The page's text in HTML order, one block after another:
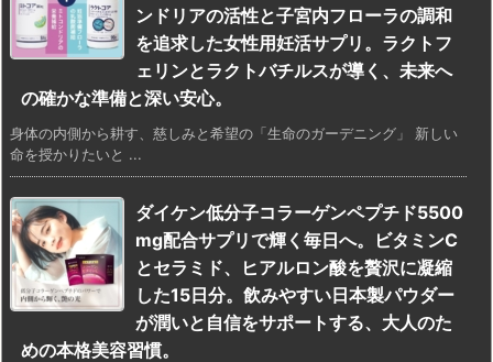
ンドリアの活性と子宮内フローラの調和
を追求した女性用妊活サプリ。ラクトフ
ェリンとラクトバチルスが導く、未来へ
の確かな準備と深い安心。
身体の内側から耕す、慈しみと希望の「生命のガーデニング」 新しい
命を授かりたいと ...
ダイケン低分子コラーゲンペプチド5500
mg配合サプリで輝く毎日へ。ビタミンC
とセラミド、ヒアルロン酸を贅沢に凝縮
した15日分。飲みやすい日本製パウダー
が潤いと自信をサポートする、大人のた
めの本格美容習慣。